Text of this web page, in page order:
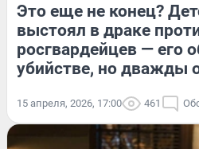
Это еще не конец?
выстоял в драке
росгвардейцев — его
убийстве, но дважды
15 апреля, 2026, 17:00 461